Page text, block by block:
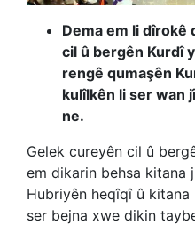
Dema em li dîrokê
cil û bergên Kurdî
rengê qumaşên
kulîlkên li ser wan
ne.
Gelek cureyên cil û
em dikarin behsa kitana
Hubriyên heqîqî û
ser bejna xwe dikin